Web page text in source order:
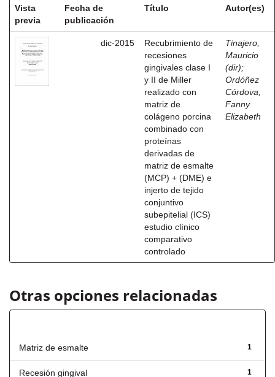
Vista
previa
Fecha de
publicación
Título Autor(es)
dic-2015
Recubrimiento de
recesiones
gingivales clase I
y II de Miller
realizado con
matriz de
colágeno porcina
combinado con
proteínas
derivadas de
matriz de esmalte
(MCP) + (DME) e
injerto de tejido
conjuntivo
subepitelial (ICS)
estudio clínico
comparativo
controlado
Tinajero,
Mauricio
(dir);
Ordóñez
Córdova,
Fanny
Elizabeth
Otras opciones relacionadas
1
Matriz de esmalte
1
Recesión gingival